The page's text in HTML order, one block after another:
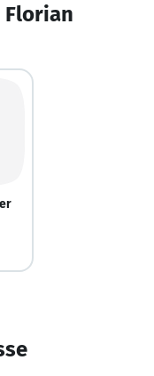
Florian